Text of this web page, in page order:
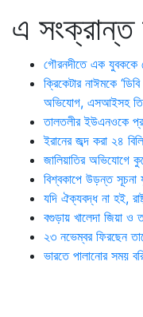
এ
গৌরনদীতে এক যুবককে
ক্রিকেটার নাঈমকে ‘ডিবি
অভিযোগ, এসআইসহ
তালতলীর ইউএনওকে
ইরানের জব্দ করা ২৪
জালিয়াতির অভিযোগে
বিশ্বকাপে উড়ন্ত সূচনা
যদি ঐক্যবদ্ধ না হই,
বগুড়ায় খালেদা জিয়া ও
২৩ নভেম্বর ফিরছেন
ভারতে পালানোর সময়